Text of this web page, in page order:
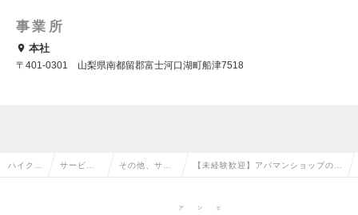
事業所
本社
〒401-0301 山梨県南都留郡富士河口湖町船津7518
ハイクラ サービ その他、サー 【未経験歓迎】アパマンショップのお